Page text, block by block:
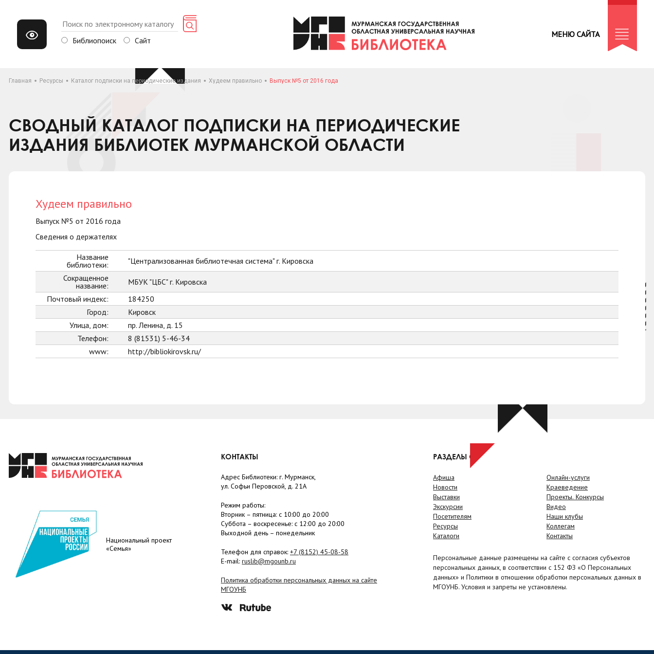
Библиопоиск Сайт
МЕНЮ САЙТА
Главная Ресурсы Каталог подписки на периодические издания Худеем правильно Выпуск №5 от 2016 года
СВОДНЫЙ КАТАЛОГ ПОДПИСКИ НА ПЕРИОДИЧЕСКИЕ
ИЗДАНИЯ БИБЛИОТЕК МУРМАНСКОЙ ОБЛАСТИ
Худеем правильно
Выпуск №5 от 2016 года
Сведения о держателях
Название
библиотеки:
"Централизованная библиотечная система" г. Кировска
Сокращенное
название:
МБУК "ЦБС" г. Кировска
Почтовый индекс:
184250
Город:
Кировск
Улица, дом:
пр. Ленина, д. 15
Телефон:
8 (81531) 5-46-34
www:
http://bibliokirovsk.ru/
Национальный проект
«Семья»
КОНТАКТЫ
Адрес Библиотеки: г. Мурманск,
ул. Софьи Перовской, д. 21А
Режим работы:
Вторник – пятница: с 10:00 до 20:00
Суббота – воскресенье: c 12:00 до 20:00
Выходной день – понедельник
Телефон для справок: +7 (8152) 45-08-58
E-mail: ruslib@mgounb.ru
Политика обработки персональных данных на сайте
МГОУНБ
РАЗДЕЛЫ САЙТА
Афиша
Новости
Выставки
Экскурсии
Посетителям
Ресурсы
Каталоги
Онлайн-услуги
Краеведение
Проекты. Конкурсы
Видео
Наши клубы
Коллегам
Контакты
Персональные данные размещены на сайте с согласия субъектов
персональных данных, в соответствии с 152 ФЗ «О Персональных
данных» и Политики в отношении обработки персональных данных в
МГОУНБ. Условия и запреты не установлены.